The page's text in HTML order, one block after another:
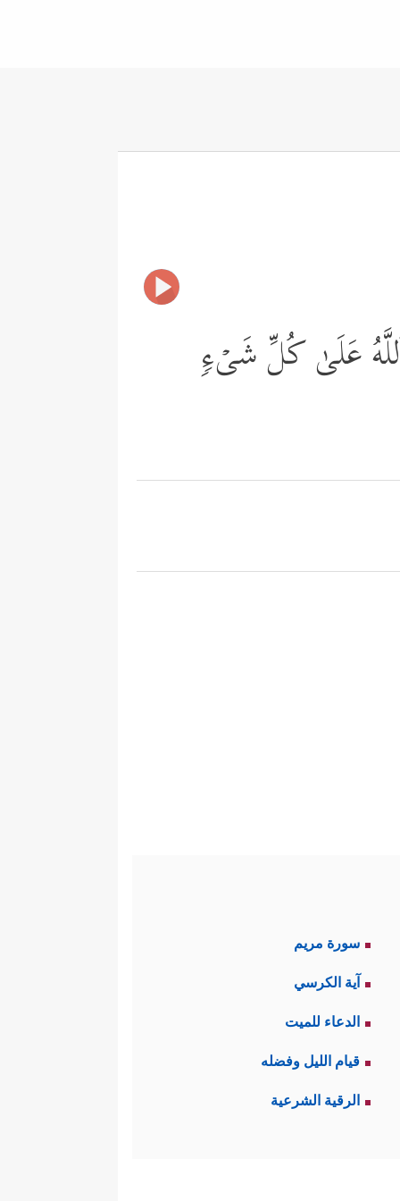
عَلَىٰ كُلِّ شَیۡءࣲ
سورة مريم
آية الكرسي
الدعاء للميت
قيام الليل وفضله
الرقية الشرعية